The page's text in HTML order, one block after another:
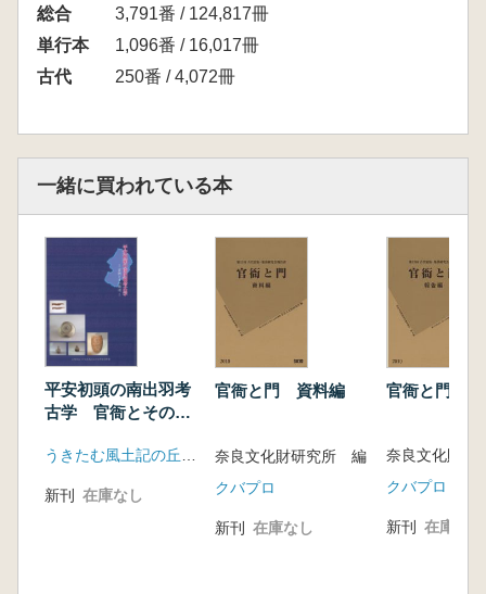
総合
3,791番 / 124,817冊
単行本
1,096番 / 16,017冊
古代
250番 / 4,072冊
一緒に買われている本
平安初頭の南出羽考
古学 官衙とその周
うきたむ風土記の丘考古資料館
新刊 在庫なし
官衙と門 資料編
奈良文化財研究所 編
クバプロ
新刊 在庫なし
官衙と門 報
奈良文化財
クバプロ
新刊 在庫なし